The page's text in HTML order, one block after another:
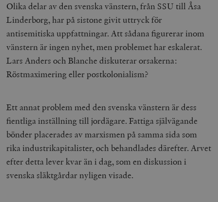
Olika delar av den svenska vänstern, från SSU till Åsa
Linderborg, har på sistone givit uttryck för
antisemitiska uppfattningar. Att sådana figurerar inom
vänstern är ingen nyhet, men problemet har eskalerat.
Lars Anders och Blanche diskuterar orsakerna:
Röstmaximering eller postkolonialism?
Ett annat problem med den svenska vänstern är dess
fientliga inställning till jordägare. Fattiga självägande
bönder placerades av marxismen på samma sida som
rika industrikapitalister, och behandlades därefter. Arvet
efter detta lever kvar än i dag, som en diskussion i
svenska släktgårdar nyligen visade.